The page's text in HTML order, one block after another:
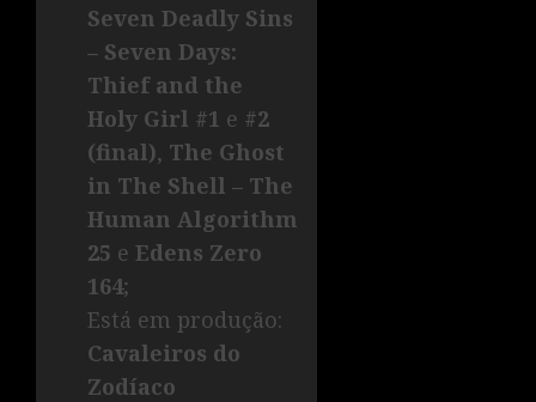
Seven Deadly Sins
– Seven Days:
Thief and the
Holy Girl #1 e #2
(final), The Ghost
in The Shell – The
Human Algorithm
25 e Edens Zero
164;
Está em produção:
Cavaleiros do
Zodíaco